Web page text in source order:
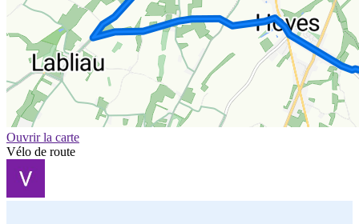
Ouvrir la carte
Vélo de route